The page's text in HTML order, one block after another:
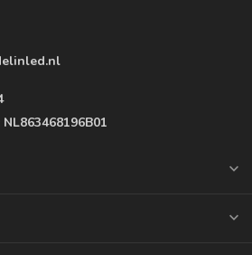
NL863468196B01